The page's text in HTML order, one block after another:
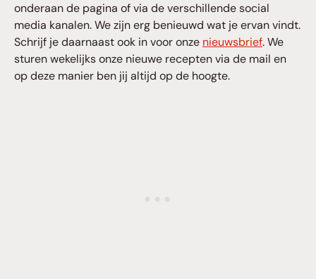
onderaan de pagina of via de verschillende social
media kanalen. We zijn erg benieuwd wat je ervan vindt.
Schrijf je daarnaast ook in voor onze nieuwsbrief. We
sturen wekelijks onze nieuwe recepten via de mail en
op deze manier ben jij altijd op de hoogte.